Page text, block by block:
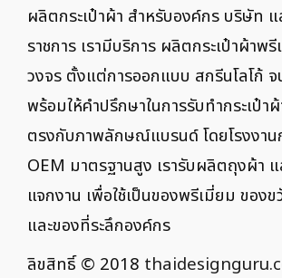
ผลิตกระเป๋าผ้า สำหรับองค์กร บริษัท แ
ราชการ เรามีบริการ ผลิตกระเป๋าผ้าพ
วงจร ตั้งแต่การออกแบบ สกรีนโลโก้
พร้อมให้คำปรึกษาในการรับทำกระเป๋า
ตรงกับภาพลักษณ์แบรนด์ โดยโรงงาน
OEM มาตรฐานสูง เรารับผลิตถุงผ้า แ
แจกงาน เพื่อใช้เป็นของพรีเมี่ยม ของ
และของที่ระลึกองค์กร
ลิขสิทธิ์ © 2018